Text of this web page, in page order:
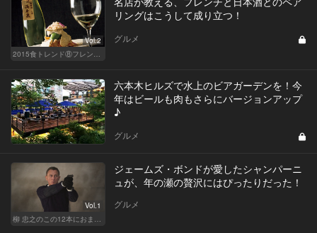
Vol.2
2015食トレンド⑧フレンチ日本酒ペアリング
リングはこうして成り立つ！
グルメ
六本木ヒルズで水上のビアガーデンを！今
年はビールも肉もさらにバージョンアップ
♪
グルメ
Vol.1
柳 忠之のこの12本におまかせ
ジェームズ・ボンドが愛したシャンパーニ
ュが、年の瀬の贅沢にはぴったりだった！
グルメ